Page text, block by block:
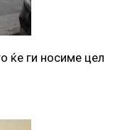
ќе ги носиме цел